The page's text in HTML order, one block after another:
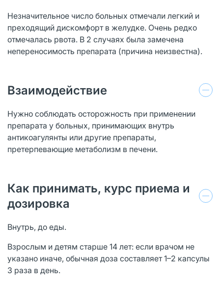
Незначительное число больных отмечали легкий и
преходящий дискомфорт в желудке. Очень редко
отмечалась рвота. В 2 случаях была замечена
непереносимость препарата (причина неизвестна).
Взаимодействие
Нужно соблюдать осторожность при применении
препарата у больных, принимающих внутрь
антикоагулянты или другие препараты,
претерпевающие метаболизм в печени.
Как принимать, курс приема и
дозировка
Внутрь, до еды.
Взрослым и детям старше 14 лет: если врачом не
указано иначе, обычная доза составляет 1–2 капсулы
3 раза в день.